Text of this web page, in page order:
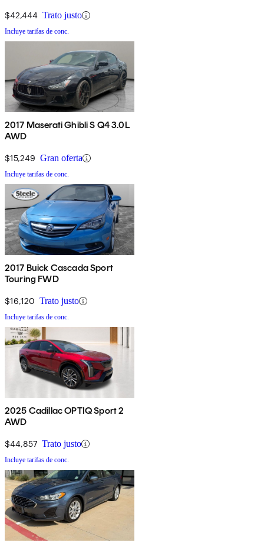
$42,444 Trato justo
Incluye tarifas de conc.
2017 Maserati Ghibli S Q4 3.0L
AWD
$15,249 Gran oferta
Incluye tarifas de conc.
2017 Buick Cascada Sport
Touring FWD
$16,120 Trato justo
Incluye tarifas de conc.
2025 Cadillac OPTIQ Sport 2
AWD
$44,857 Trato justo
Incluye tarifas de conc.